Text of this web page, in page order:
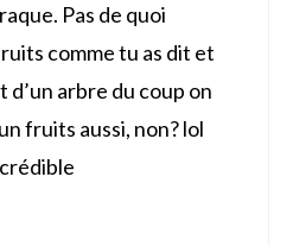
Pas de quoi
comme tu as dit et
d’un arbre du coup on
fruits aussi, non? lol